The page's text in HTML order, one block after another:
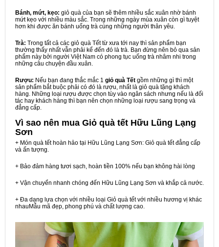
Bánh, mứt, kẹo: giỏ quà của bạn sẽ thêm nhiều sắc xuân nhờ bánh
mứt kẹo với nhiều màu sắc. Trong những ngày mùa xuân còn gì tuyệt
hơn khi được ăn bánh uống trà cùng những người thân yêu.
Trà: Trong tất cả các giỏ quà Tết từ xưa tới nay thì sản phẩm bạn
thường thấy nhất vẫn phải kể đến đó là trà. Bạn đừng nên bỏ qua sản
phẩm này bởi người Việt Nam có phong tục uống trà nhâm nhi trong
những câu chuyện đầu xuân.
Rượu: Nếu bạn đang thắc mắc 1 giỏ quà Tết gồm những gì thì một
sản phẩm bắt buộc phải có đó là rượu, nhất là giỏ quà tặng khách
hàng. Những loại rượu được chọn tùy vào ngân sách nhưng nếu là đối
tác hay khách hàng thì bạn nên chọn những loại rượu sang trọng và
đẳng cấp.
Vì sao nên mua Giỏ quà tết Hữu Lũng Lạng
Sơn
+ Món quà tết hoàn hảo tại Hữu Lũng Lạng Sơn: Giỏ quà tết đẳng cấp
và ấn tượng.
+ Bảo đảm hàng tươi sạch, hoàn tiền 100% nếu bạn không hài lòng
+ Vận chuyển nhanh chóng đến Hữu Lũng Lạng Sơn và khắp cả nước.
+ Đa dạng lựa chọn với nhiều loại Giỏ quà tết với nhiều hương vị khác
nhauMẫu mã đẹp, phong phú và chất lượng cao.